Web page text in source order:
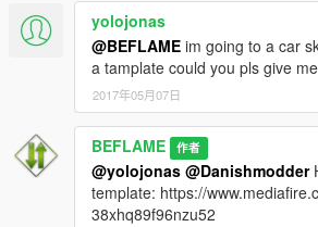
yolojonas
@BEFLAME im going to a car
a tamplate could you pls give
2017年05月07日
BEFLAME 作者
@yolojonas @Danishmodder
template: https://
38xhq89f96nzu52